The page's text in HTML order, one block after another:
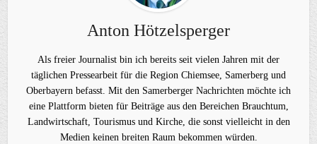
Anton Hötzelsperger
Als freier Journalist bin ich bereits seit vielen Jahren mit der
täglichen Pressearbeit für die Region Chiemsee, Samerberg und
Oberbayern befasst. Mit den Samerberger Nachrichten möchte ich
eine Plattform bieten für Beiträge aus den Bereichen Brauchtum,
Landwirtschaft, Tourismus und Kirche, die sonst vielleicht in den
Medien keinen breiten Raum bekommen würden.